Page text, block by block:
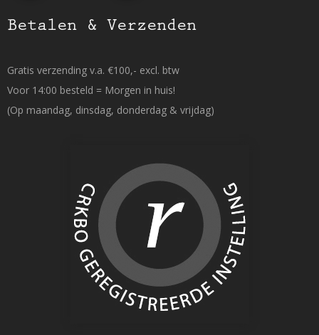
Betalen & Verzenden
Gratis verzending v.a. €100,- excl. btw
Voor 14:00 besteld = Morgen in huis!
(Op maandag, dinsdag, donderdag & vrijdag)